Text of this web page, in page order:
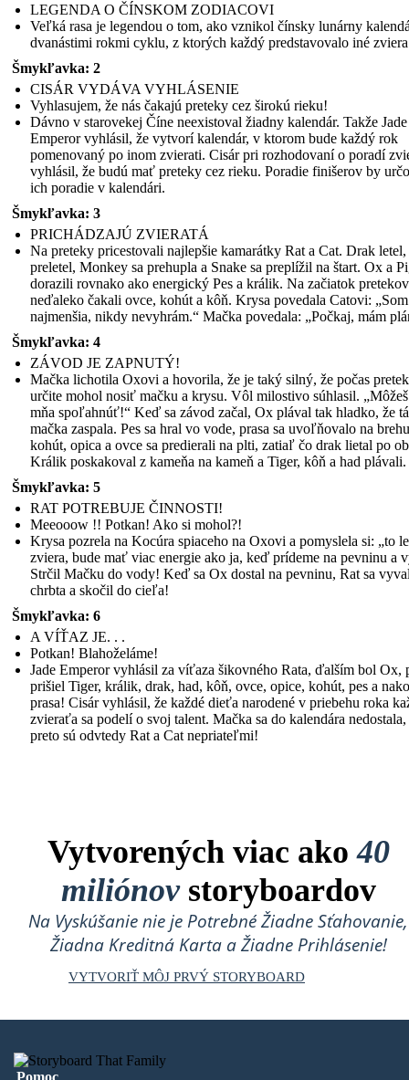
LEGENDA O ČÍNSKOM ZODIACOVI
Veľká rasa je legendou o tom, ako vznikol čínsky lunárny
dvanástimi rokmi cyklu, z ktorých každý predstavovalo iné
Šmykľavka: 2
CISÁR VYDÁVA VYHLÁSENIE
Vyhlasujem, že nás čakajú preteky cez širokú rieku!
Dávno v starovekej Číne neexistoval žiadny kalendár. Takže Jade
Emperor vyhlásil, že vytvorí kalendár, v ktorom bude každý rok
pomenovaný po inom zvierati. Cisár pri rozhodovaní o poradí
vyhlásil, že budú mať preteky cez rieku. Poradie finišerov by
ich poradie v kalendári.
Šmykľavka: 3
PRICHÁDZAJÚ ZVIERATÁ
Na preteky pricestovali najlepšie kamarátky Rat a Cat. Drak
preletel, Monkey sa prehupla a Snake sa preplížil na štart. Ox a
dorazili rovnako ako energický Pes a králik. Na začiatok
neďaleko čakali ovce, kohút a kôň. Krysa povedala Catovi:
najmenšia, nikdy nevyhrám.“ Mačka povedala: „Počkaj, mám
Šmykľavka: 4
ZÁVOD JE ZAPNUTÝ!
Mačka lichotila Oxovi a hovorila, že je taký silný, že počas
určite mohol nosiť mačku a krysu. Vôl milostivo súhlasil. „Môžeš
mňa spoľahnúť!“ Keď sa závod začal, Ox plával tak hladko, že
mačka zaspala. Pes sa hral vo vode, prasa sa uvoľňovalo na
kohút, opica a ovce sa predierali na plti, zatiaľ čo drak lietal po
Králik poskakoval z kameňa na kameň a Tiger, kôň a had plávali.
Šmykľavka: 5
RAT POTREBUJE ČINNOSTI!
Meeooow !! Potkan! Ako si mohol?!
Krysa pozrela na Kocúra spiaceho na Oxovi a pomyslela si: „to
zviera, bude mať viac energie ako ja, keď prídeme na pevninu a
Strčil Mačku do vody! Keď sa Ox dostal na pevninu, Rat sa
chrbta a skočil do cieľa!
Šmykľavka: 6
A VÍŤAZ JE. . .
Potkan! Blahoželáme!
Jade Emperor vyhlásil za víťaza šikovného Rata, ďalším bol Ox,
prišiel Tiger, králik, drak, had, kôň, ovce, opice, kohút, pes a
prasa! Cisár vyhlásil, že každé dieťa narodené v priebehu roka
zvieraťa sa podelí o svoj talent. Mačka sa do kalendára nedostala,
preto sú odvtedy Rat a Cat nepriateľmi!
Vytvorených viac ako40
miliónovstoryboardov
Na Vyskúšanie nie je Potrebné Žiadne Sťahovanie,
Žiadna Kreditná Karta a Žiadne Prihlásenie!
VYTVORIŤ MÔJ PRVÝ STORYBOARD